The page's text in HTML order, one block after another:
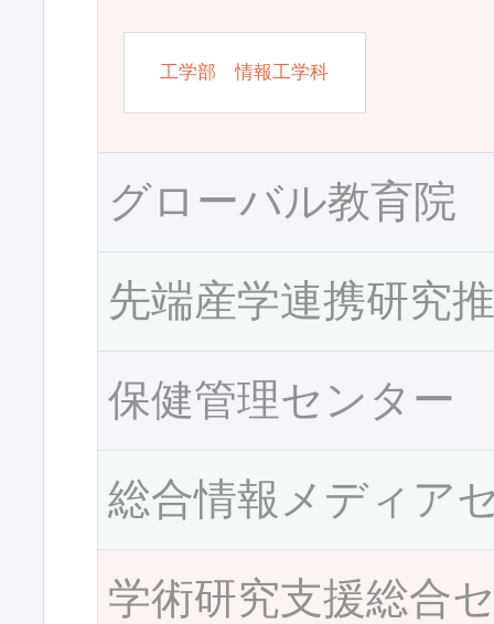
工学部 情報工学科
グローバル教育院
先端産学連携研究
保健管理センター
総合情報メディア
学術研究支援総合